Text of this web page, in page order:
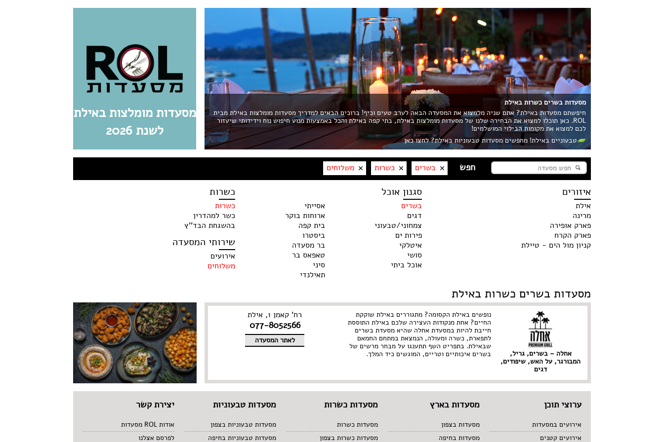
מסעדות מומלצות באילת
לשנת 2026
מסעדות בשרים כשרות באילת
חיפשתם מסעדות באילת? אתם שניה מלמצוא את המסעדה הבאה לערב טעים וכיף! ברוכים הבאים למדריך מסעדות מומלצות באילת מבית
ROL. כאן תוכלו למצוא את הבחירה שלנו של מסעדות מומלצות באילת, בתי קפה באילת והכל באמצעות מנוע חיפוש נוח וידידותי שיעזור
לכם למצוא את מקומות הבילוי המושלמים!
טבעוניים באילת! מחפשים מסעדות טבעוניות באילת? לחצו כאן
בשרים כשרות משלוחים
איזורים
אילת
מרינה
פארק אופירה
פארק הקרח
קניון מול הים - טיילת
סגנון אוכל
בשרים
דגים
צמחוני/טבעוני
פירות ים
איטלקי
סושי
אוכל ביתי
אסייתי
ארוחות בוקר
בית קפה
ביסטרו
בר מסעדה
טאפאס בר
סיני
תאילנדי
כשרות
כשרות
כשר למהדרין
בהשגחת הבד''ץ
שירותי המסעדה
אירועים
משלוחים
מסעדות בשרים כשרות באילת
אחלה – בשרים, גריל,
המבורגר, על האש, שיפודים,
דגים
נופשים באילת הקסומה? מתגוררים באילת שוקקת
החיים? אחת מנקודות העצירה שלכם באילת התוססת
חייבת להיות במסעדת אחלה שהיא מסעדת בשרים
לתפארת, כשרה ומעולה, הנמצאת במתחם החמאם
שבאילת. בתפריט השף תתענגו על מבחר מרשים של
בשרים איכותיים וטריים, המוגשים כיד המלך.
רח' קאמן 1, אילת
077-8052566
לאתר המסעדה
ערוצי תוכן
אירועים במסעדות
אירועים קטנים
מסעדות בארץ
מסעדות בצפון
מסעדות בחיפה
מסעדות כשרות
מסעדות כשרות
מסעדות כשרות בצפון
מסעדות טבעוניות
מסעדות טבעוניות בצפון
מסעדות טבעוניות בחיפה
יצירת קשר
אודות ROL מסעדות
לפרסם אצלנו